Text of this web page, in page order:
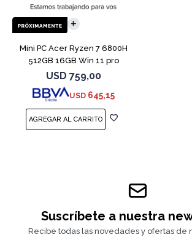
Mini PC Acer Ryzen 7 6800H
512GB 16GB Win 11 pro
USD 759,00
USD 645,15
Suscríbete a nuestra
Recibe todas las novedades y ofertas de